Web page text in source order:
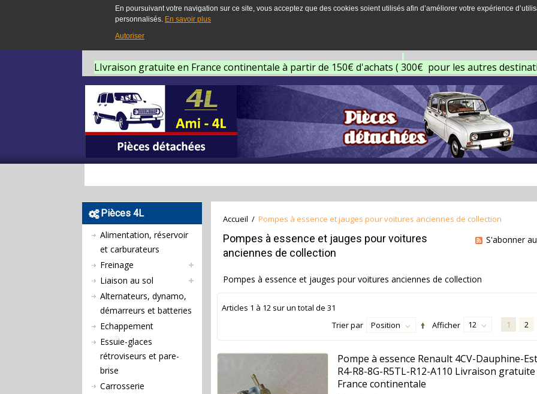
En poursuivant votre navigation sur ce site, vous acceptez que des cookies soient utilisés afin d’améliorer votre expérience
personnalisés. En savoir plus
Autoriser
LIvraison gratuite en France continentale à partir de 150€ d'achats ( 300€ pour les autres
Accueil / Pompes à essence et jauges pour voitures anciennes de collection
S'abonner
Pompes à essence et jauges pour voitures
anciennes de collection
Pompes à essence et jauges pour voitures anciennes de collection
Articles 1 à 12 sur un total de 31
1
2
Afficher 12
Trier par Position
Pompe à essence Renault 4CV-Dauphine-
R4-R8-8G-R5TL-R12-A110 Livraison
France continentale
Pièces 4L
Alimentation, réservoir
et carburateurs
Freinage
Liaison au sol
Alternateurs, dynamo,
démarreurs et batteries
Echappement
Essuie-glaces
rétroviseurs et pare-
brise
Carrosserie